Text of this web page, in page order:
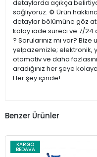
detaylarda açıkça
sağlıyoruz. ⚙️ Ürün
detaylar bölümüne göz
kolay iade süreci ve 7/24
? Sorularınız mı var?
yelpazemizle; elektronik,
otomotiv ve daha
aradığınız her şeye
Her şey içinde!
Benzer Ürünler
KARGO
BEDAVA